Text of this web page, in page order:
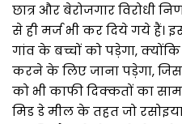
छात्र और बेरोजगार विरोधी
से ही मर्ज भी कर दिये गये हैं।
गांव के बच्चों को पड़ेगा, क्योंकि
करने के लिए जाना पड़ेगा,
को भी काफी दिक्कतों का
मिड डे मील के तहत जो